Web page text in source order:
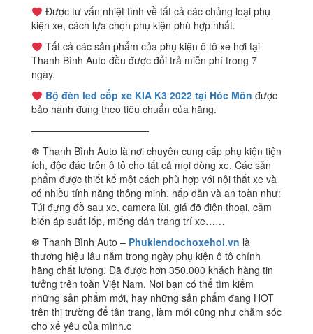
Được tư vấn nhiệt tình về tất cả các chủng loại phụ
kiện xe, cách lựa chọn phụ kiện phù hợp nhất.
Tất cả các sản phẩm của phụ kiện ô tô xe hơi tại
Thanh Bình Auto đều được đổi trả miễn phí trong 7
ngày.
Bộ đèn led cốp xe KIA K3 2022 tại Hóc Môn được
bảo hành đúng theo tiêu chuẩn của hãng.
————————————
❆ Thanh Bình Auto là nơi chuyên cung cấp phụ kiện tiện
ích, độc đáo trên ô tô cho tất cả mọi dòng xe. Các sản
phẩm được thiết kế một cách phù hợp với nội thất xe và
có nhiều tính năng thông minh, hấp dẫn và an toàn như:
Túi đựng đồ sau xe, camera lùi, giá đỡ điện thoại, cảm
biến áp suất lốp, miếng dán trang trí xe……
❆ Thanh Bình Auto – Phukiendochoxehoi.vn là
thương hiệu lâu năm trong ngày phụ kiện ô tô chính
hãng chất lượng. Đã được hơn 350.000 khách hàng tin
tưởng trên toàn Việt Nam. Nơi bạn có thể tìm kiếm
những sản phẩm mới, hay những sản phẩm đang HOT
trên thị trường để tân trang, làm mới cũng như chăm sóc
cho xế yêu của mình.c